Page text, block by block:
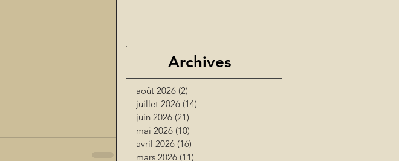
Archives
août 2026 (2)
juillet 2026 (14)
juin 2026 (21)
mai 2026 (10)
avril 2026 (16)
mars 2026 (11)